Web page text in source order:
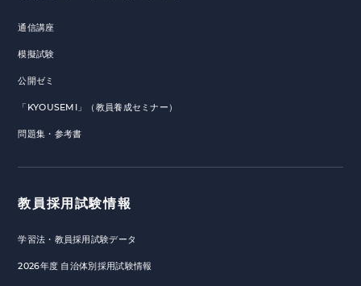
通信講座
模擬試験
公開ゼミ
「KYOUSEMI」（教員養成セミナー）
問題集・参考書
教員採用試験情報
学習法・教員採用試験データ
2026年度 自治体別採用試験情報